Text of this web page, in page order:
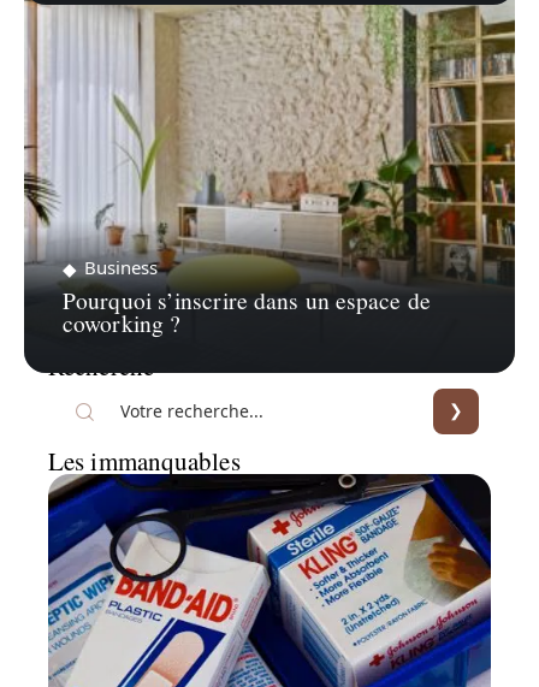
Business
Pourquoi s’inscrire dans un espace de
coworking ?
Recherche
Les immanquables